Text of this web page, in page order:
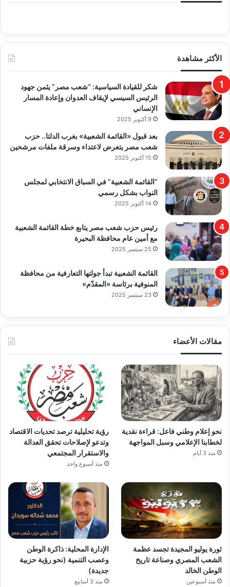
الأكثر مشاهدة
​شكر للقيادة السياسية: “شعب مصر” يثمن جهود
الرئيس السيسي لإيقاف العدوان وإعادة المسار
الإنساني
9 أكتوبر 2025
بعد قبول «القائمة الشعبية» بغرب الدلتا.. حزب
شعب مصر يتعرض لاعتداء وسرقة ملفات مرشحين
15 أكتوبر 2025
“القائمة الشعبية” في السباق الانتخابي لمجلس
النواب بشكل رسمي
14 أكتوبر 2025
رئيس حزب شعب مصر يتابع خطة القائمة الشعبية
مع أمين عام محافظة البحيرة
25 سبتمبر 2025
القائمة الشعبية تبدأ جولتها التعارفية من محافظة
المنوفية برئاسة «المقدّم»
23 سبتمبر 2025
مقالات الأعضاء
نحو إعلام وطني فاعل: قراءة نقدية
لخطابنا الإعلامي وسبل المواجهة
منذ 3 أيام
رؤية تحليلية ترصد تحديات الاقتصاد
وتدعو لإصلاحات تحقق العدالة
والاستقرار المجتمعي
منذ أسبوع واحد
ثورة يوليو المجيدة تجسد عظمة
الشعب المصري وصناعة تاريخ
الوطن الخالد
منذ أسبوعين
الإدارة المحلية: ذاكرة الوطن
وعصب التنمية (نحو رؤية حزبية
جديدة)
منذ 3 أسابيع